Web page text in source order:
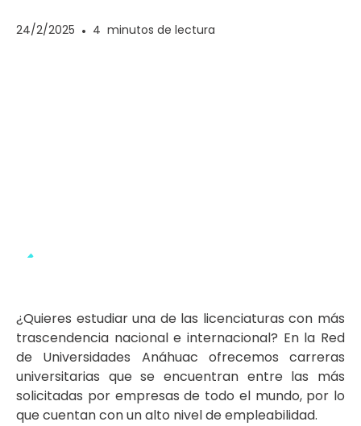
24/2/2025 • 4 minutos de lectura
¿Quieres estudiar una de las licenciaturas con más
trascendencia nacional e internacional? En la Red
de Universidades Anáhuac ofrecemos carreras
universitarias que se encuentran entre las más
solicitadas por empresas de todo el mundo, por lo
que cuentan con un alto nivel de empleabilidad.